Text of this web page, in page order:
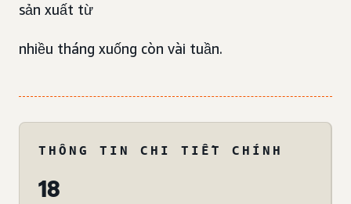
sản xuất từ
nhiều tháng xuống còn vài tuần.
THÔNG TIN CHI TIẾT CHÍNH
18